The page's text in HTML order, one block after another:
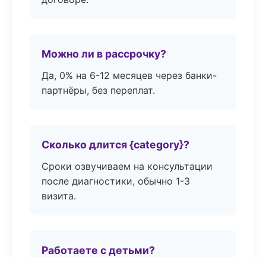
Можно ли в рассрочку?
Да, 0% на 6-12 месяцев через банки-
партнёры, без переплат.
Сколько длится {category}?
Сроки озвучиваем на консультации
после диагностики, обычно 1-3
визита.
Работаете с детьми?